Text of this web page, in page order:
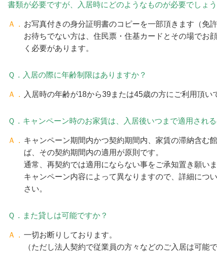
書類が必要ですが、入居時にどのようなものが必要でしょ
Ａ． お写真付きの身分証明書のコピーを一部頂きます（免
お待ちでない方は、住民票・住基カードとその場でお
く必要があります。
Ｑ．入居の際に年齢制限はありますか？
Ａ． 入居時の年齢が18から39または45歳の方にご利用頂い
Ｑ．キャンペーン時のお家賃は、入居後いつまで適用され
Ａ． キャンペーン期間内かつ契約期間内、家賃の滞納含む
ば、その契約期間内の適用が原則です。
通常、再契約では適用にならない事をご承知置き願い
キャンペーン内容によって異なりますので、詳細につ
さい。
Ｑ．また貸しは可能ですか？
Ａ． 一切お断りしております。
（ただし法人契約で従業員の方々などのご入居は可能